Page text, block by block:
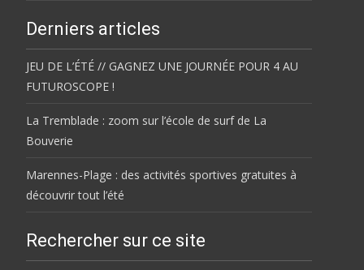
Derniers articles
JEU DE L’ÉTÉ // GAGNEZ UNE JOURNÉE POUR 4 AU
FUTUROSCOPE !
La Tremblade : zoom sur l’école de surf de La
Bouverie
Marennes-Plage : des activités sportives gratuites à
découvrir tout l’été
Rechercher sur ce site